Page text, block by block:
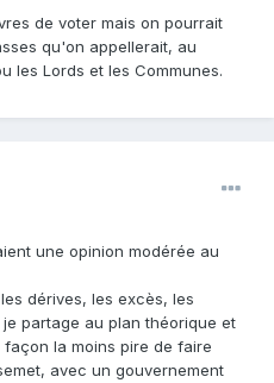
de voter mais on pourrait
qu'on appellerait, au
les Lords et les Communes.
une opinion modérée au
dérives, les excès, les
partage au plan théorique et
la moins pire de faire
avec un gouvernement